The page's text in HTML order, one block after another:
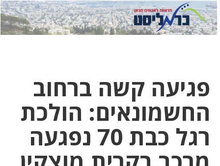
לחץ
כאן
לחץ
כדי
פגיעה קשה ברחוב
החשמונאים: הולכת
רגל כבת 70 נפגעה